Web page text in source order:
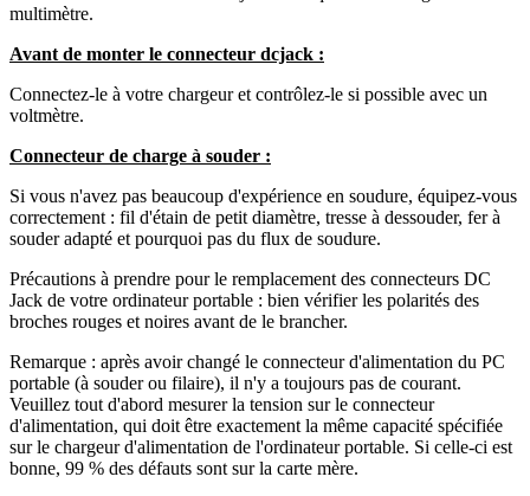
multimètre.
Avant de monter le connecteur dcjack :
Connectez-le à votre chargeur et contrôlez-le si possible avec un
voltmètre.
Connecteur de charge à souder :
Si vous n'avez pas beaucoup d'expérience en soudure, équipez-vous
correctement : fil d'étain de petit diamètre, tresse à dessouder, fer à
souder adapté et pourquoi pas du flux de soudure.
Précautions à prendre pour le remplacement des connecteurs DC
Jack de votre ordinateur portable : bien vérifier les polarités des
broches rouges et noires avant de le brancher.
Remarque : après avoir changé le connecteur d'alimentation du PC
portable (à souder ou filaire), il n'y a toujours pas de courant.
Veuillez tout d'abord mesurer la tension sur le connecteur
d'alimentation, qui doit être exactement la même capacité spécifiée
sur le chargeur d'alimentation de l'ordinateur portable. Si celle-ci est
bonne, 99 % des défauts sont sur la carte mère.